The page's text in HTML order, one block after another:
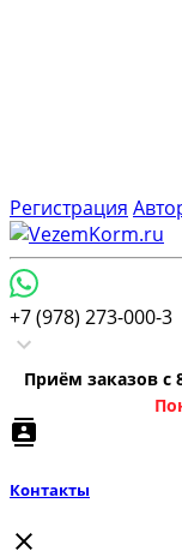
Регистрация
+7 (978) 273-000-3
Приём заказов с
Контакты